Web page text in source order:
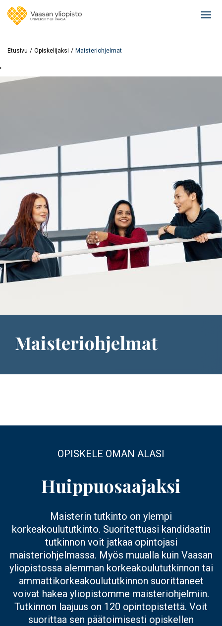
Etusivu Opiskelijaksi Maisteriohjelmat
'
Maisteriohjelmat
Image
OPISKELE OMAN ALASI
Huippuosaajaksi
Maisterin tutkinto on ylempi
korkeakoulututkinto. Suoritettuasi kandidaatin
tutkinnon voit jatkaa opintojasi
maisteriohjelmassa. Myös muualla kuin Vaasan
yliopistossa alemman korkeakoulututkinnon tai
ammattikorkeakoulututkinnon suorittaneet
voivat hakea yliopistomme maisteriohjelmiin.
Tutkinnon laajuus on 120 opintopistettä. Voit
suorittaa sen päätoimisesti opiskellen